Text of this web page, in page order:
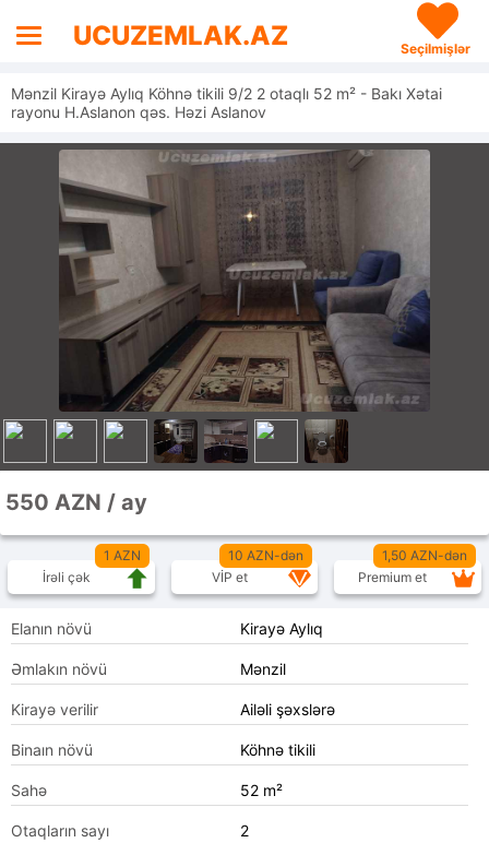
UCUZEMLAK.AZ Seçilmişlər
Mənzil Kirayə Aylıq Köhnə tikili 9/2 2 otaqlı 52 m² - Bakı Xətai
rayonu H.Aslanon qəs. Həzi Aslanov
550 AZN / ay
1 AZN
İrəli çək
10 AZN-dən
VİP et
1,50 AZN-dən
Premium et
Elanın növü Kirayə Aylıq
Əmlakın növü Mənzil
Kirayə verilir Ailəli şəxslərə
Binaın növü Köhnə tikili
Sahə 52 m²
Otaqların sayı 2